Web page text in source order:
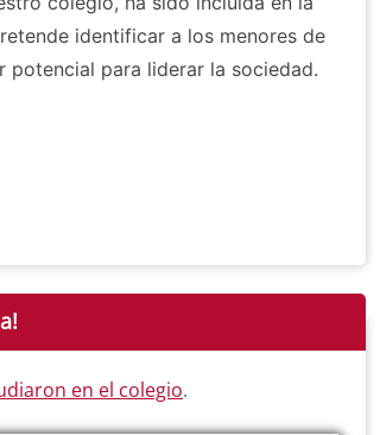
identificar a los menores de
potencial para liderar la sociedad.
en el colegio.